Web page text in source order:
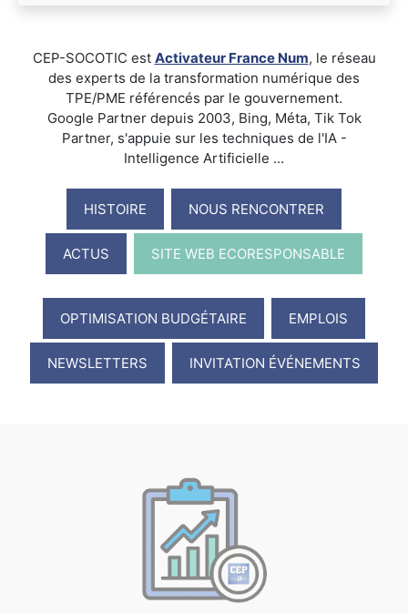
CEP-SOCOTIC est Activateur France Num, le réseau
des experts de la transformation numérique des
TPE/PME référencés par le gouvernement.
Google Partner depuis 2003, Bing, Méta, Tik Tok
Partner, s'appuie sur les techniques de l'IA -
Intelligence Artificielle ...
HISTOIRE NOUS RENCONTRER
ACTUS SITE WEB ECORESPONSABLE
OPTIMISATION BUDGÉTAIRE EMPLOIS
NEWSLETTERS INVITATION ÉVÉNEMENTS